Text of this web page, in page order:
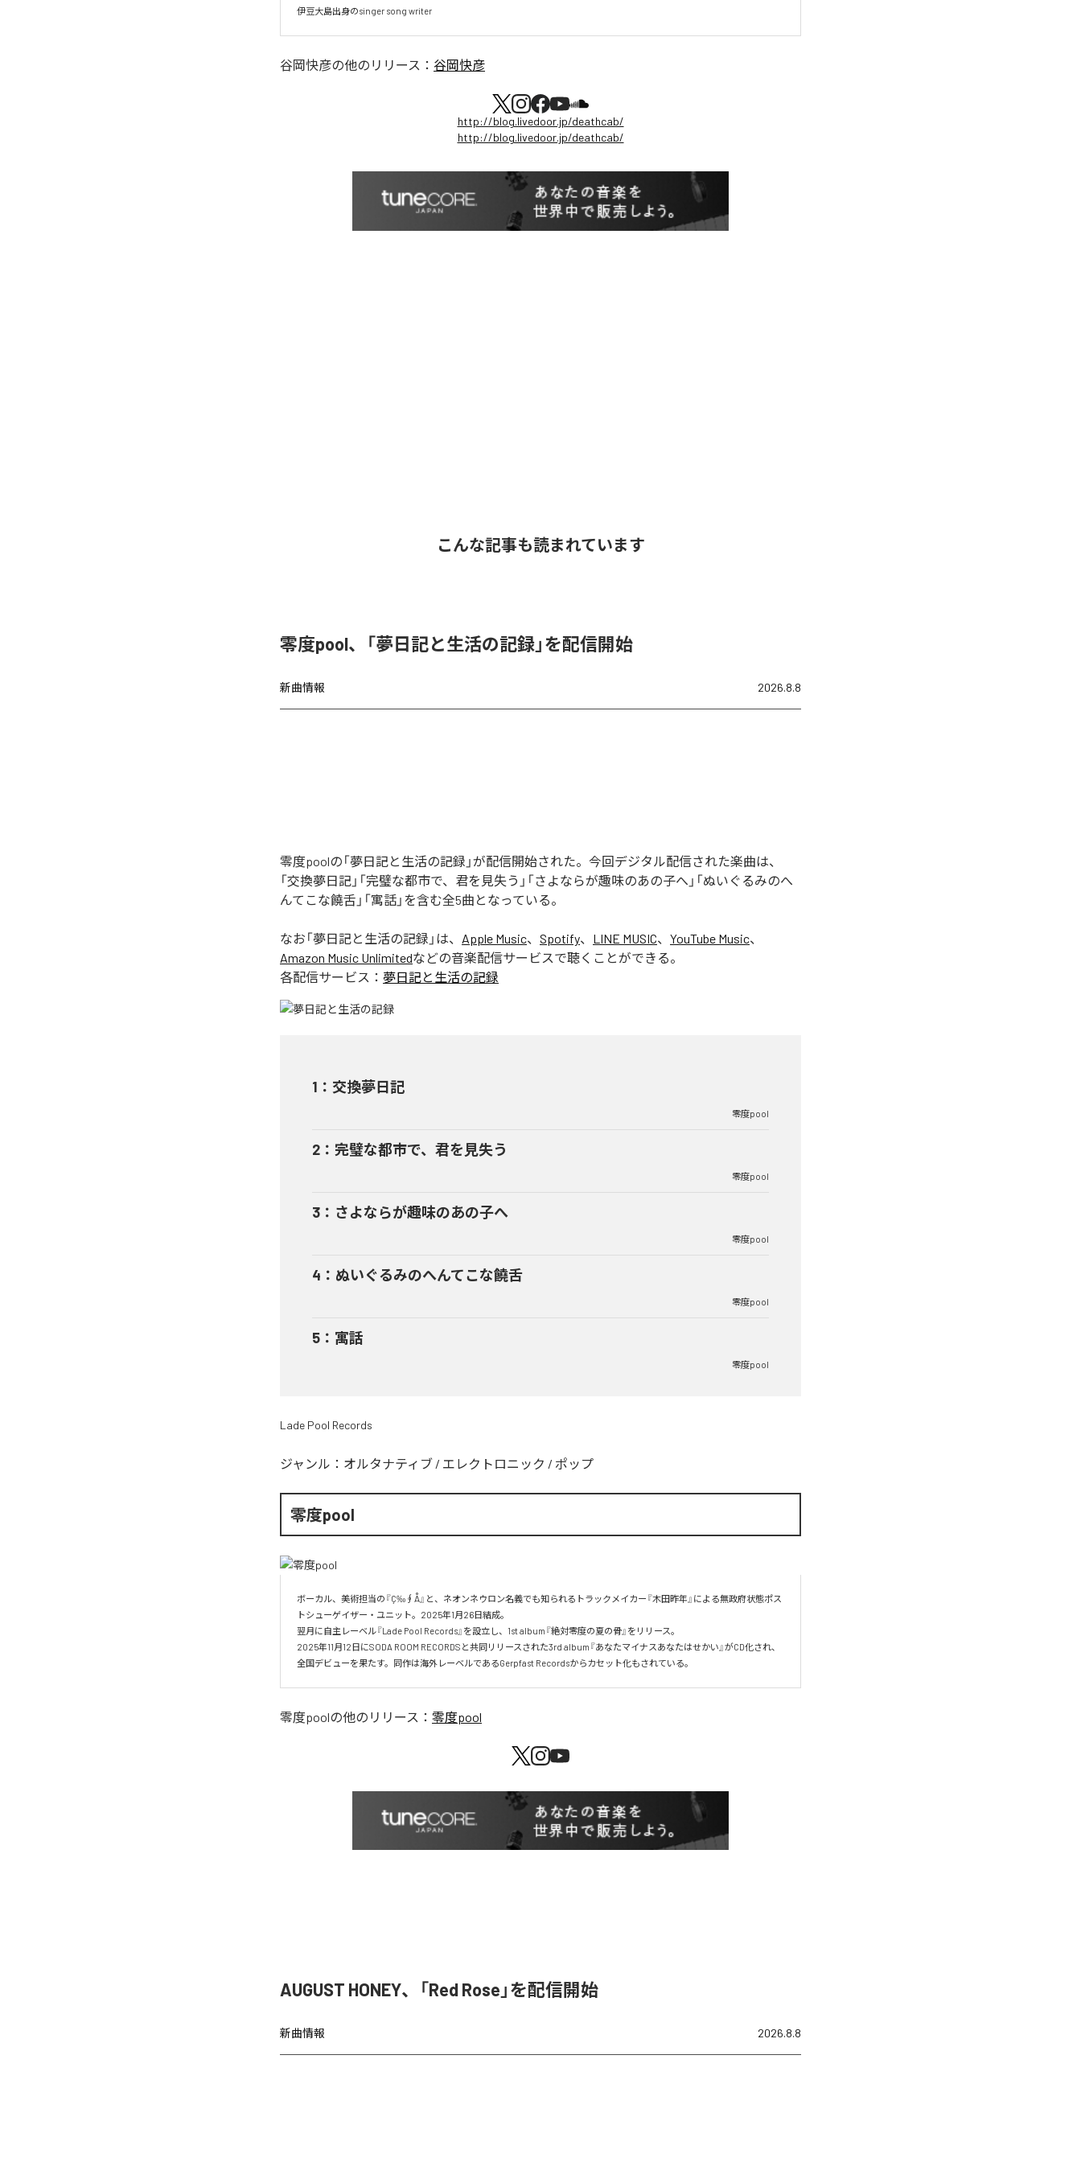
伊豆大島出身のsinger song writer
谷岡快彦の他のリリース： 谷岡快彦
http://blog.livedoor.jp/deathcab/
http://blog.livedoor.jp/deathcab/
こんな記事も読まれています
零度pool、「夢日記と生活の記録」を配信開始
新曲情報 2026.8.8
零度poolの「夢日記と生活の記録」が配信開始された。今回デジタル配信された楽曲は、
「交換夢日記」「完璧な都市で、君を見失う」「さよならが趣味のあの子へ」「ぬいぐるみのへ
んてこな饒舌」「寓話」を含む全5曲となっている。
なお「夢日記と生活の記録 」は、 Apple Music、 Spotify、 LINE MUSIC、 YouTube Music、
Amazon Music Unlimitedなどの音楽配信サービスで聴くことができる。
各配信サービス： 夢日記と生活の記録
1 ： 交換夢日記
零度pool
2 ： 完璧な都市で、君を見失う
零度pool
3 ： さよならが趣味のあの子へ
零度pool
4 ： ぬいぐるみのへんてこな饒舌
零度pool
5 ： 寓話
零度pool
Lade Pool Records
ジャンル： オルタナティブ / エレクトロニック / ポップ
零度pool
ボーカル、美術担当の『Ç‰∮Å』と、ネオンネウロン名義でも知られるトラックメイカー『木田昨年』による無政府状態ポス
トシューゲイザー・ユニット。2025年1月26日結成。
翌月に自主レーベル『Lade Pool Records』を設立し、1st album『絶対零度の夏の骨』をリリース。
2025年11月12日にSODA ROOM RECORDSと共同リリースされた3rd album『あなたマイナスあなたはせかい』がCD化され、
全国デビューを果たす。同作は海外レーベルであるGerpfast Recordsからカセット化もされている。
零度poolの他のリリース： 零度pool
AUGUST HONEY、「Red Rose」を配信開始
新曲情報 2026.8.8